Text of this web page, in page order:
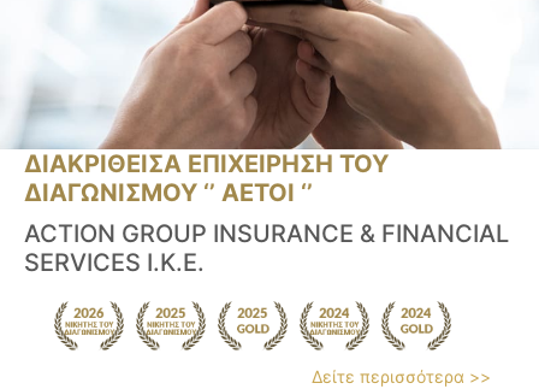
ΔΙΑΚΡΙΘΕΙΣΑ ΕΠΙΧΕΙΡΗΣΗ ΤΟΥ
ΔΙΑΓΩΝΙΣΜΟΥ ‘’ ΑΕΤΟΙ ‘’
ACTION GROUP INSURANCE & FINANCIAL
SERVICES Ι.Κ.Ε.
Δείτε περισσότερα >>